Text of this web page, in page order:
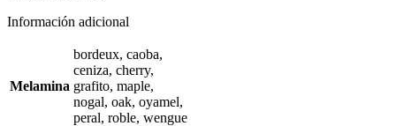
Información adicional
Melamina
bordeux, caoba,
ceniza, cherry,
grafito, maple,
nogal, oak, oyamel,
peral, roble, wengue